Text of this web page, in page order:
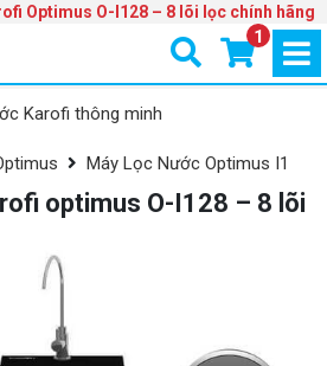
Optimus O-I128 – 8 lõi lọc chính hãng
1
Karofi thông minh
Máy Lọc Nước Optimus I1
optimus O-I128 – 8 lõi